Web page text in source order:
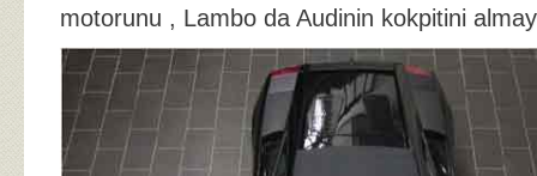
motorunu , Lambo da Audinin kokpitini